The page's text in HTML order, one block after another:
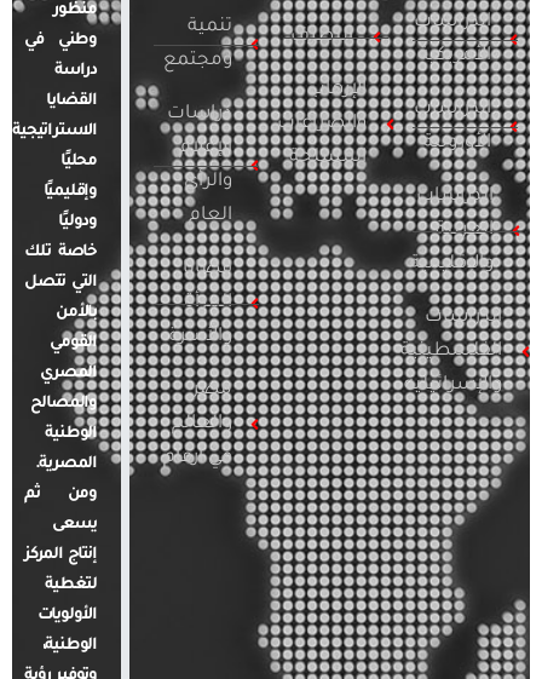
الدراسات
الأمريكية
الدراسات
الأوروبية
الدراسات
العربية
والإقليمية
الدراسات
الفلسطينية
والإسرائيلية
التطرف
الإرهاب
والصراعات
المسلحة
تنمية
ومجتمع
دراسات
الإعلام
والرأي
العام
قضايا
المرأة
والأسرة
مصر
والعالم
في أرقام
منظور
وطني في
دراسة
القضايا
الاستراتيجية
محليًا
وإقليميًا
ودوليًا
خاصة تلك
التي تتصل
بالأمن
القومي
المصري
والمصالح
الوطنية
المصرية.
ومن ثم
يسعى
إنتاج المركز
لتغطية
الأولويات
الوطنية،